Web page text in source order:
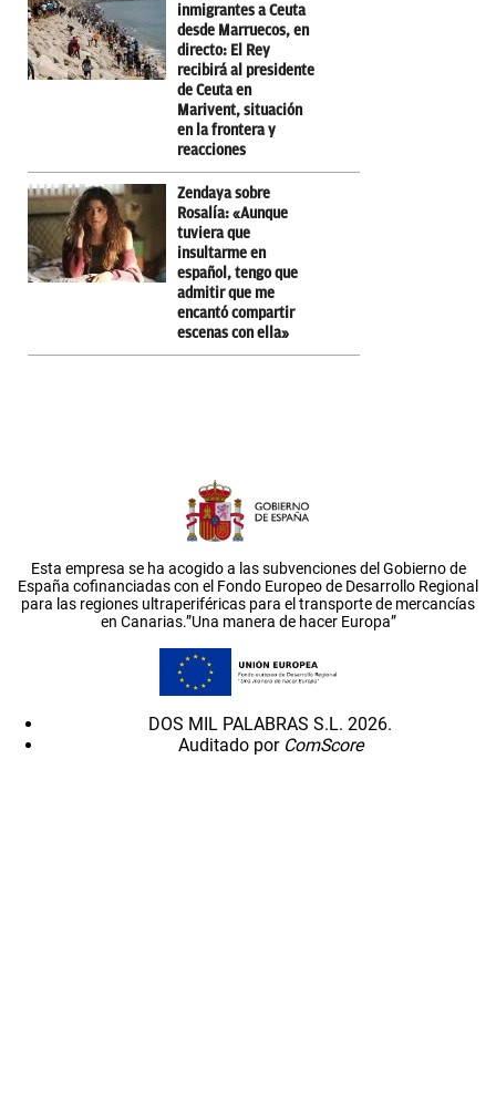
inmigrantes a Ceuta
desde Marruecos, en
directo: El Rey
recibirá al presidente
de Ceuta en
Marivent, situación
en la frontera y
reacciones
Zendaya sobre
Rosalía: «Aunque
tuviera que
insultarme en
español, tengo que
admitir que me
encantó compartir
escenas con ella»
Esta empresa se ha acogido a las subvenciones del Gobierno de
España cofinanciadas con el Fondo Europeo de Desarrollo Regional
para las regiones ultraperiféricas para el transporte de mercancías
en Canarias.”Una manera de hacer Europa”
DOS MIL PALABRAS S.L. 2026.
Auditado por ComScore